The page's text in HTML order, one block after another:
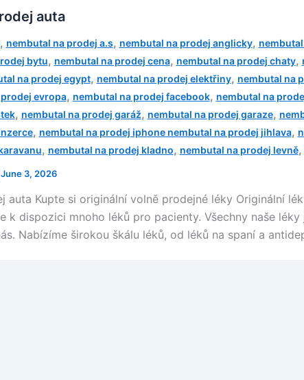
auta
, nembutal na prodej a.s, nembutal na prodej anglicky,
bytu, nembutal na prodej cena, nembutal na prodej chaty,
na prodej egypt, nembutal na prodej elektřiny, nembutal na
evropa, nembutal na prodej facebook, nembutal na
, nembutal na prodej garáž, nembutal na prodej garaze,
, nembutal na prodej iphone nembutal na prodej jihlava,
, nembutal na prodej kladno, nembutal na prodej levně,
June 3, 2026
auta Kupte si originální volně prodejné léky Originální
k dispozici mnoho léků pro pacienty. Všechny naše
Nabízíme širokou škálu léků, od léků na spaní a